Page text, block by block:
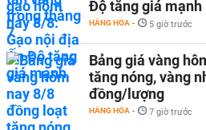
Độ tăng giá mạnh
HÀNG HÓA - 5 giờ trước
Bảng giá vàng
tăng nóng, vàng
đồng/lượng
HÀNG HÓA - 7 giờ trước